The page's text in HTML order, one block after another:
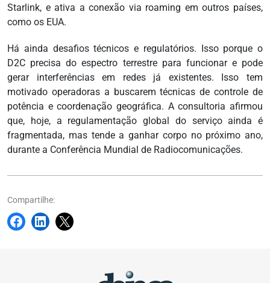
Starlink, e ativa a conexão via roaming em outros países,
como os EUA.
Há ainda desafios técnicos e regulatórios. Isso porque o
D2C precisa do espectro terrestre para funcionar e pode
gerar interferências em redes já existentes. Isso tem
motivado operadoras a buscarem técnicas de controle de
potência e coordenação geográfica. A consultoria afirmou
que, hoje, a regulamentação global do serviço ainda é
fragmentada, mas tende a ganhar corpo no próximo ano,
durante a Conferência Mundial de Radiocomunicações.
Compartilhe: